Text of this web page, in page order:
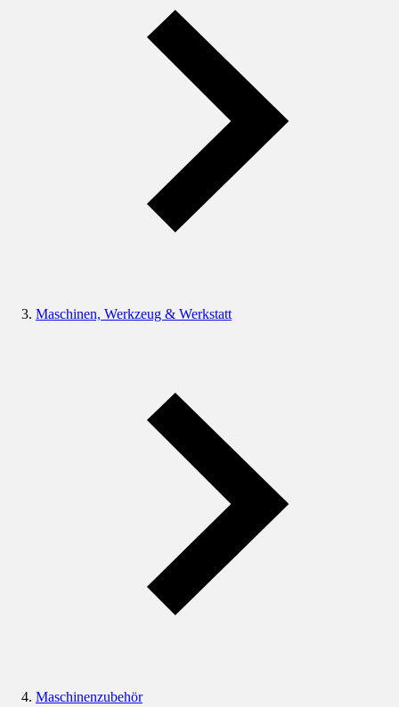
Maschinen, Werkzeug & Werkstatt
Maschinenzubehör